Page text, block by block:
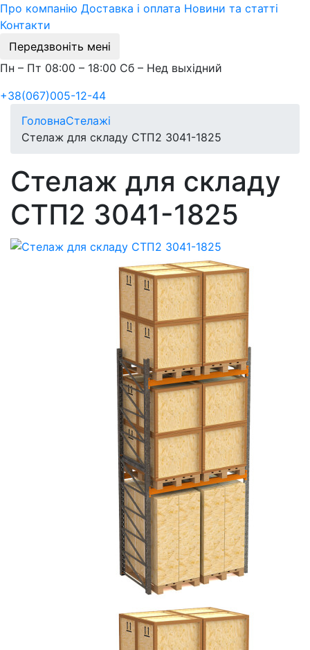
Про компанію Доставка і оплата Новини та статті
Контакти
Передзвоніть мені
Пн – Пт 08:00 – 18:00 Сб – Нед выхідний
+38(067)005-12-44
ГоловнаСтелажі
Стелаж для складу СТП2 3041-1825
Стелаж для складу
СТП2 3041-1825